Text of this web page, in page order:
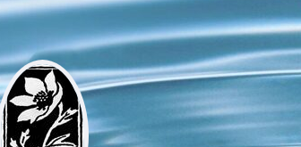
Välkommen till Ulricehamnsbygden